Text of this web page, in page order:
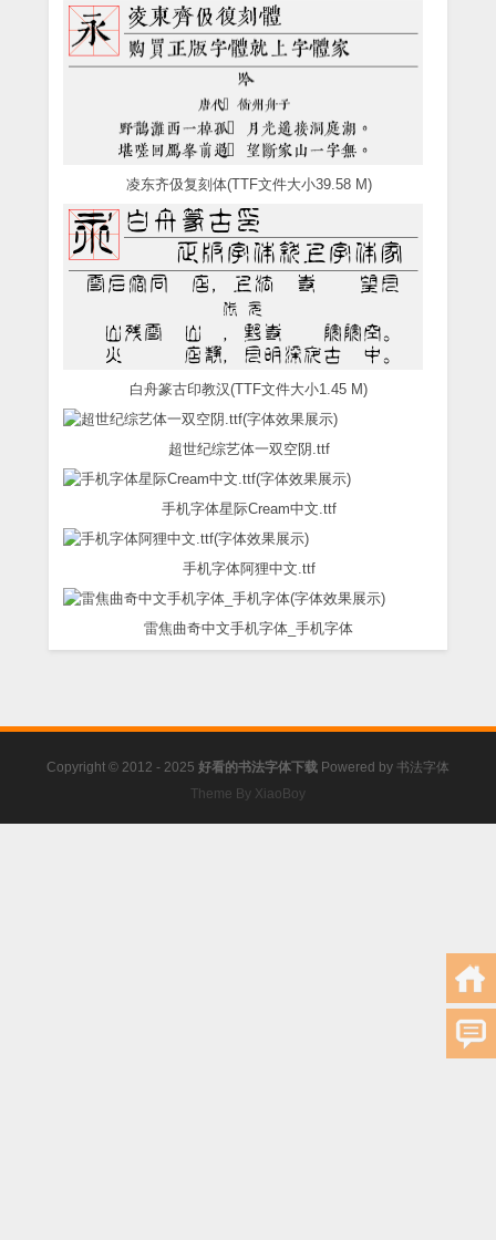
凌东齐伋复刻体(TTF文件大小39.58 M)
白舟篆古印教汉(TTF文件大小1.45 M)
超世纪综艺体一双空阴.ttf
手机字体星际Cream中文.ttf
手机字体阿狸中文.ttf
雷焦曲奇中文手机字体_手机字体
Copyright © 2012 - 2025 好看的书法字体下载 Powered by 书法字体
Theme By XiaoBoy